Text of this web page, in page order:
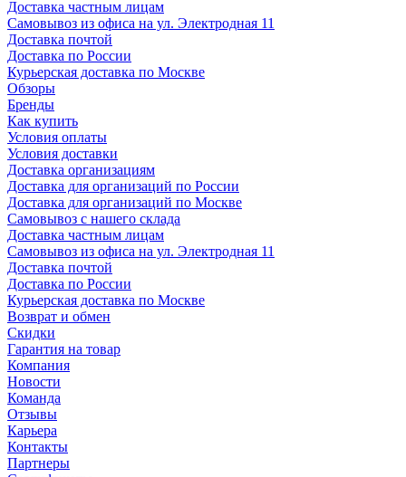
Доставка частным лицам
Самовывоз из офиса на ул. Электродная 11
Доставка почтой
Доставка по России
Курьерская доставка по Москве
Обзоры
Бренды
Как купить
Условия оплаты
Условия доставки
Доставка организациям
Доставка для организаций по России
Доставка для организаций по Москве
Самовывоз с нашего склада
Доставка частным лицам
Самовывоз из офиса на ул. Электродная 11
Доставка почтой
Доставка по России
Курьерская доставка по Москве
Возврат и обмен
Скидки
Гарантия на товар
Компания
Новости
Команда
Отзывы
Карьера
Контакты
Партнеры